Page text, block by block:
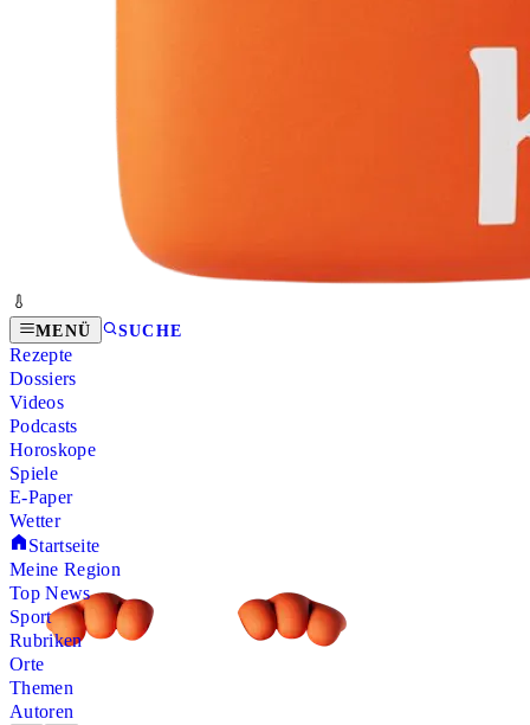
MENÜ SUCHE
Rezepte
Dossiers
Videos
Podcasts
Horoskope
Spiele
E-Paper
Wetter
Startseite
Meine Region
Top News
Sport
Rubriken
Orte
Themen
Autoren